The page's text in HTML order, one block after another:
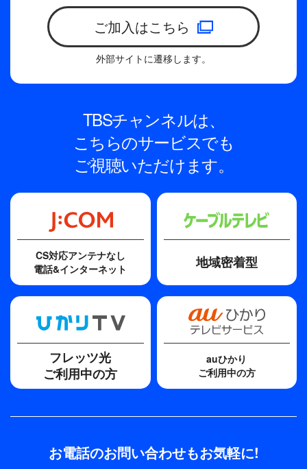
ご加入はこちら
外部サイトに遷移します。
TBSチャンネルは、
こちらのサービスでも
ご視聴いただけます。
CS対応アンテナなし
電話&インターネット
地域密着型
フレッツ光
ご利用中の方
auひかり
ご利用中の方
お電話のお問い合わせもお気軽に!